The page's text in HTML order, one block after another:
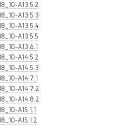
A13.5.2
A13.5.3
A13.5.4
A13.5.5
A13.6.1
A14.5.2
A14.5.3
A14.7.1
A14.7.2
A14.8.2
A15.1.1
A15.1.2